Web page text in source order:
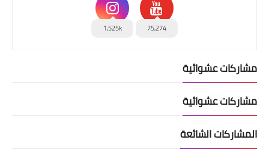
75,274
1,525k
مشاركات عشوائية
مشاركات عشوائية
المشاركات الشائعة